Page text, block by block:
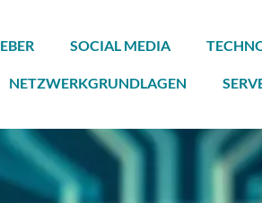
SOCIAL MEDIA
NETZWERKGRUNDLAGEN